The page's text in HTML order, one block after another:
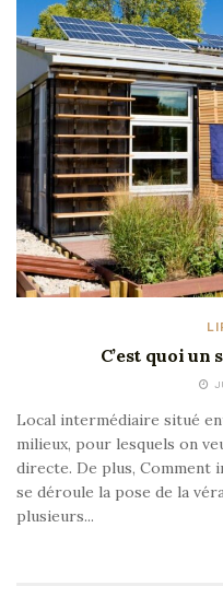
C’est quoi un
Local intermédiaire situé
milieux, pour lesquels on
directe. De plus, Comment
se déroule la pose de la
plusieurs...